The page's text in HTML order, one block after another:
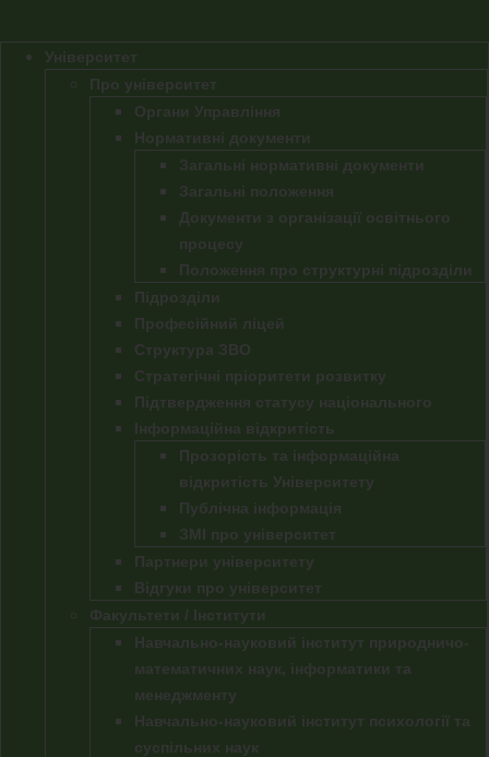
Університет
Про університет
Органи Управління
Нормативні документи
Загальні нормативні документи
Загальні положення
Документи з організації освітнього
процесу
Положення про структурні підрозділи
Підрозділи
Професійний ліцей
Структура ЗВО
Стратегічні пріоритети розвитку
Підтвердження статусу національного
Інформаційна відкритість
Прозорість та інформаційна
відкритість Університету
Публічна інформація
ЗМІ про університет
Партнери університету
Відгуки про університет
Факультети / Інститути
Навчально-науковий інститут природничо-
математичних наук, інформатики та
менеджменту
Навчально-науковий інститут психології та
суспільних наук